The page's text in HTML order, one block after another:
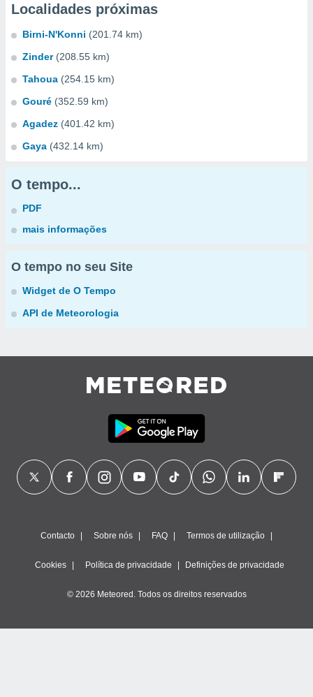
Localidades próximas
Birni-N'Konni (201.74 km)
Zinder (208.55 km)
Tahoua (254.15 km)
Gouré (352.59 km)
Agadez (401.42 km)
Gaya (432.14 km)
O tempo...
PDF
mais informações
O tempo no seu Site
Widget de O Tempo
API de Meteorologia
Contacto Sobre nós FAQ Termos de utilização
Cookies Política de privacidade Definições de privacidade
© 2026 Meteored. Todos os direitos reservados